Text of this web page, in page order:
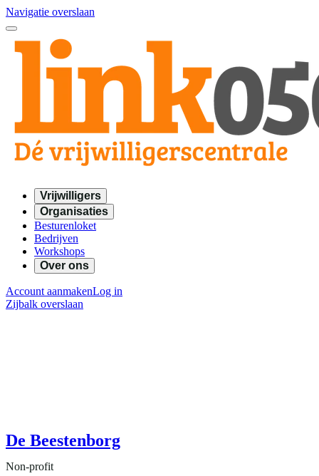
Navigatie overslaan
Vrijwilligers
Organisaties
Besturenloket
Bedrijven
Workshops
Over ons
Account aanmakenLog in
Zijbalk overslaan
De Beestenborg
Non-profit